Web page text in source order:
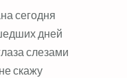
сегодня
дней
слезами
скажу